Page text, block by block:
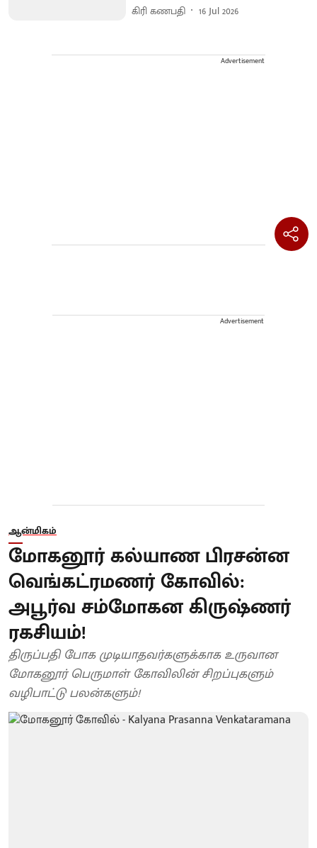
கிரி கணபதி 16 Jul 2026
Advertisement
Advertisement
ஆன்மிகம்
மோகனூர் கல்யாண பிரசன்ன
வெங்கட்ரமணர் கோவில்:
அபூர்வ சம்மோகன கிருஷ்ணர்
ரகசியம்!
திருப்பதி போக முடியாதவர்களுக்காக உருவான
மோகனூர் பெருமாள் கோவிலின் சிறப்புகளும்
வழிபாட்டு பலன்களும்!